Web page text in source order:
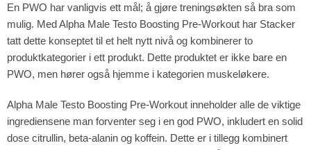
En PWO har vanligvis ett mål; å gjøre treningsøkten så bra som
mulig. Med Alpha Male Testo Boosting Pre-Workout har Stacker
tatt dette konseptet til et helt nytt nivå og kombinerer to
produktkategorier i ett produkt. Dette produktet er ikke bare en
PWO, men hører også hjemme i kategorien muskeløkere.
Alpha Male Testo Boosting Pre-Workout inneholder alle de viktige
ingrediensene man forventer seg i en god PWO, inkludert en solid
dose citrullin, beta-alanin og koffein. Dette er i tillegg kombinert